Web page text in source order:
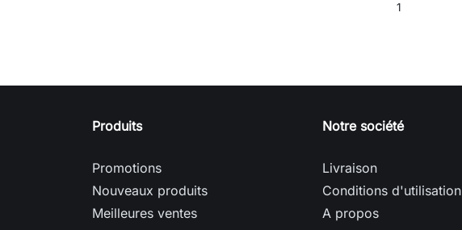
1
Produits
Promotions
Nouveaux produits
Meilleures ventes
Notre société
Livraison
Conditions d'utilisation
A propos